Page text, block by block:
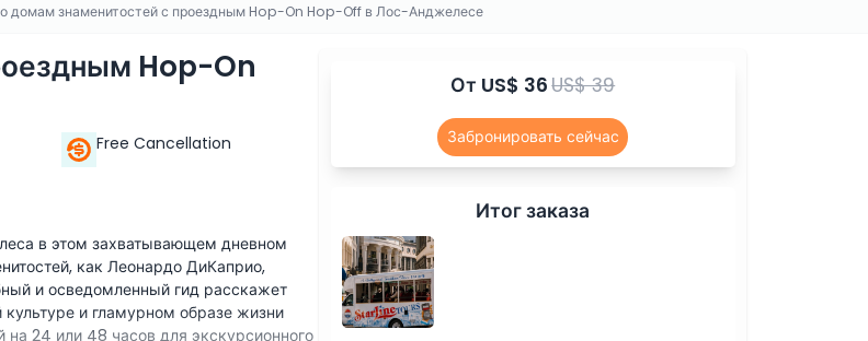
домам знаменитостей с проездным Hop-On Hop-Off в Лос-Анджелесе
Hop-On
Free Cancellation
в этом захватывающем дневном
как Леонардо ДиКаприо,
и осведомленный гид расскажет
и гламурном образе жизни
24 или 48 часов для экскурсионного
От US$ 36US$ 39
Забронировать сейчас
Итог заказа